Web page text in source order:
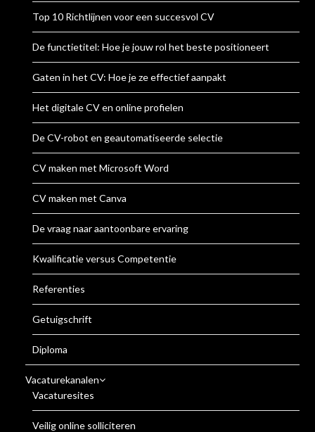
Top 10 Richtlijnen voor een succesvol CV
De functietitel: Hoe je jouw rol het beste positioneert
Gaten in het CV: Hoe je ze effectief aanpakt
Het digitale CV en online profielen
De CV-robot en geautomatiseerde selectie
CV maken met Microsoft Word
CV maken met Canva
De vraag naar aantoonbare ervaring
Kwalificatie versus Competentie
Referenties
Getuigschrift
Diploma
Vacaturekanalen
Vacaturesites
Veilig online solliciteren